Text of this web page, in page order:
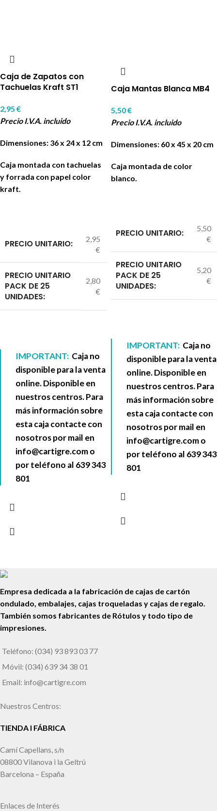
Caja de Zapatos con
Tachuelas Kraft ST1
2,95 €
Precio I.V.A. incluido
Dimensiones: 36 x 24 x 12 cm
Caja montada con tachuelas
y forrada con papel color
kraft.
PRECIO UNITARIO:
2,95
€
PRECIO UNITARIO
PACK DE 25
UNIDADES:
2,80
€
IMPORTANT: Caja no
disponible para la venta
online. Disponible en
nuestros centros. Para
más información sobre
esta caja contacte con
nosotros por mail en
info@cartigre.como
por teléfono al 639 343
801
Caja Mantas Blanca MB4
5,50€
Precio I.V.A. incluido
Dimensiones: 60 x 45 x 20 cm
Caja montada de color
blanco.
PRECIO UNITARIO:
5,50
€
PRECIO UNITARIO
PACK DE 25
UNIDADES:
5,20
€
IMPORTANT: Caja no
disponible para la venta
online. Disponible en
nuestros centros. Para
más información sobre
esta caja contacte con
nosotros por mail en
info@cartigre.como
por teléfono al 639 343
801
Empresa dedicada a la fabricación de cajas de cartón
ondulado, embalajes, cajas troqueladas y cajas de regalo.
También somos fabricantes de Rótulos y todo tipo de
impresiones.
Teléfono: (034) 93 893 03 77
Móvil: (034) 639 34 38 01
Email: info@cartigre.com
Nuestros Centros:
TIENDA I FÁBRICA
Camí Capellans, s/n
08800 Vilanova i la Geltrú
Barcelona – España
Enlaces de Interés